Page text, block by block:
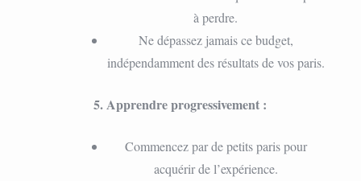
à perdre.
Ne dépassez jamais ce budget,
indépendamment des résultats de vos paris.
5. Apprendre progressivement :
Commencez par de petits paris pour
acquérir de l’expérience.